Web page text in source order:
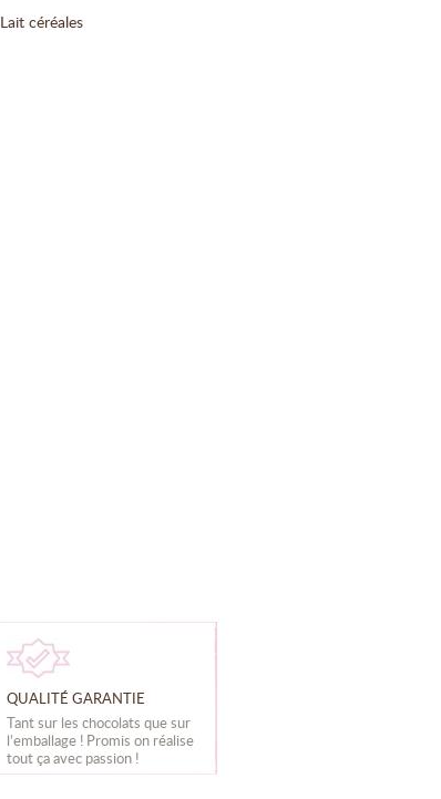
Lait céréales
QUALITÉ GARANTIE
Tant sur les chocolats que sur
l’emballage ! Promis on réalise
tout ça avec passion !